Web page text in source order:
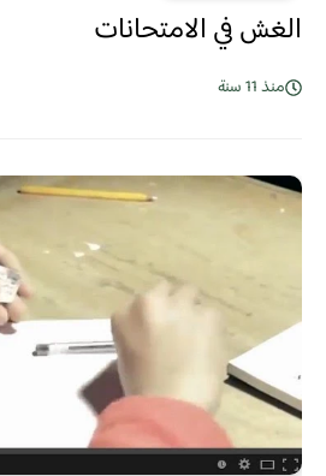
الغش في الامتحانات
منذ 11 سنة